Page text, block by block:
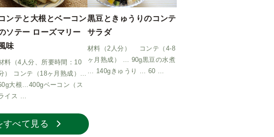
ンテと大根とベーコン
ソテー ローズマリー
味
料（4人分、所要時間：10
） コンテ（18ヶ月熟成）…
大根…400gベーコン（ス
イス …
黒豆ときゅうりのコンテ
サラダ
材料（2人分） コンテ（4-8
ヶ月熟成） … 90g黒豆の水煮
… 140gきゅうり … 60 …
すべて見る